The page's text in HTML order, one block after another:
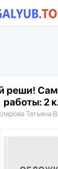
реши!
работы: 2
Татьяна